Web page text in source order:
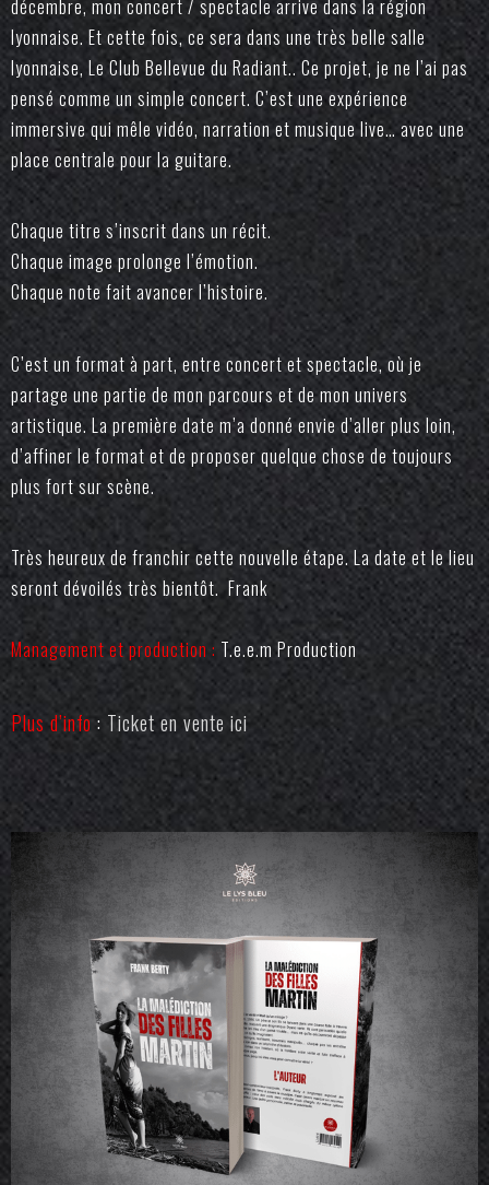
décembre, mon concert / spectacle arrive dans la région
lyonnaise. Et cette fois, ce sera dans une très belle salle
lyonnaise, Le Club Bellevue du Radiant.. Ce projet, je ne l’ai pas
pensé comme un simple concert. C’est une expérience
immersive qui mêle vidéo, narration et musique live… avec une
place centrale pour la guitare.
Chaque titre s’inscrit dans un récit.
Chaque image prolonge l’émotion.
Chaque note fait avancer l’histoire.
C’est un format à part, entre concert et spectacle, où je
partage une partie de mon parcours et de mon univers
artistique. La première date m’a donné envie d’aller plus loin,
d’affiner le format et de proposer quelque chose de toujours
plus fort sur scène.
Très heureux de franchir cette nouvelle étape. La date et le lieu
seront dévoilés très bientôt. Frank
Management et production : T.e.e.m Production
Plus d’info : Ticket en vente ici